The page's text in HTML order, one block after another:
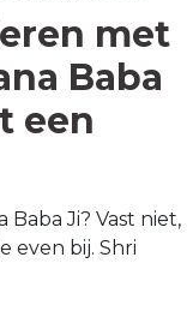
met
Baba
een
Baba Ji? Vast niet,
even bij. Shri